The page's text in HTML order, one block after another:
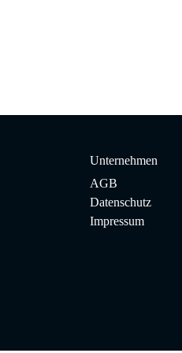
Unternehmen
AGB
Datenschutz
Impressum